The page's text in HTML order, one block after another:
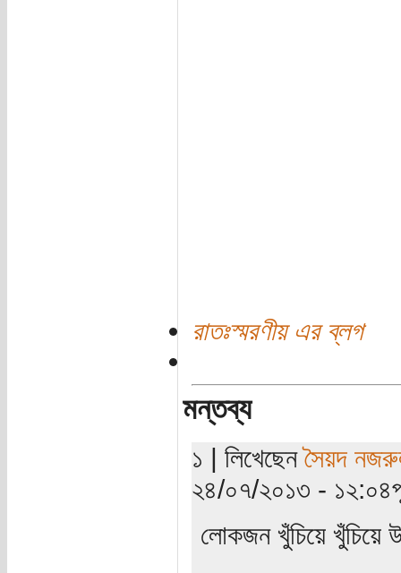
রাতঃস্মরণীয় এর ব্লগ
মন্তব্য
১ | লিখেছেনসৈয়দ
২৪/০৭/২০১৩ -
লোকজন খুঁচিয়ে খুঁচিয়ে